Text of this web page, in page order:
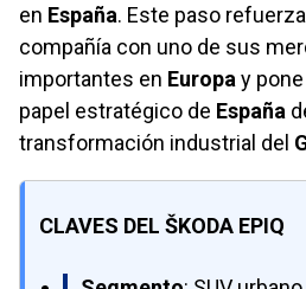
en España. Este paso
compañía con uno de sus
importantes en Europa y
papel estratégico de España
transformación industrial del
CLAVES DEL ŠKODA EPIQ